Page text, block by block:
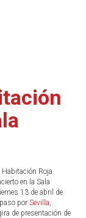
Habitación Roja
en la Sala
13 de abril de
por Sevilla,
de presentación de